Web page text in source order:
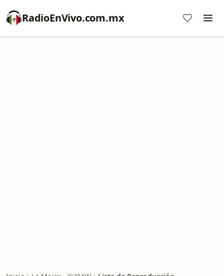
RadioEnVivo.com.mx